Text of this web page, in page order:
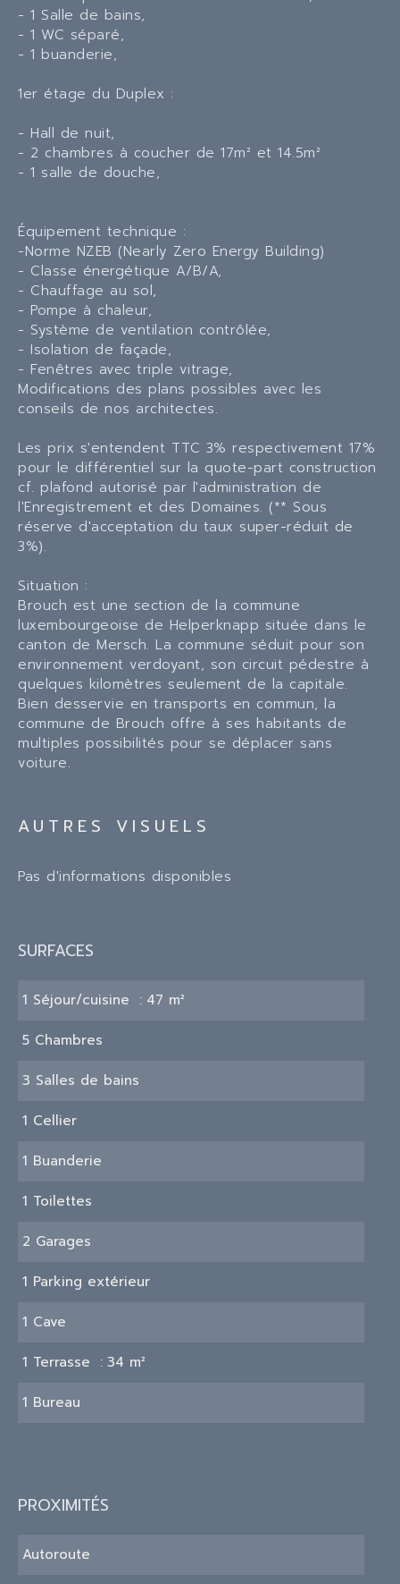
- 1 Salle de bains,
- 1 WC séparé,
- 1 buanderie,
1er étage du Duplex :
- Hall de nuit,
- 2 chambres à coucher de 17m² et 14.5m²
- 1 salle de douche,
Équipement technique :
-Norme NZEB (Nearly Zero Energy Building)
- Classe énergétique A/B/A,
- Chauffage au sol,
- Pompe à chaleur,
- Système de ventilation contrôlée,
- Isolation de façade,
- Fenêtres avec triple vitrage,
Modifications des plans possibles avec les
conseils de nos architectes.
Les prix s'entendent TTC 3% respectivement 17%
pour le différentiel sur la quote-part construction
cf. plafond autorisé par l'administration de
l'Enregistrement et des Domaines. (** Sous
réserve d'acceptation du taux super-réduit de
3%).
Situation :
Brouch est une section de la commune
luxembourgeoise de Helperknapp située dans le
canton de Mersch. La commune séduit pour son
environnement verdoyant, son circuit pédestre à
quelques kilomètres seulement de la capitale.
Bien desservie en transports en commun, la
commune de Brouch offre à ses habitants de
multiples possibilités pour se déplacer sans
voiture.
AUTRES VISUELS
Pas d'informations disponibles
SURFACES
1 Séjour/cuisine 47 m²
5 Chambres
3 Salles de bains
1 Cellier
1 Buanderie
1 Toilettes
2 Garages
1 Parking extérieur
1 Cave
1 Terrasse 34 m²
1 Bureau
PROXIMITÉS
Autoroute